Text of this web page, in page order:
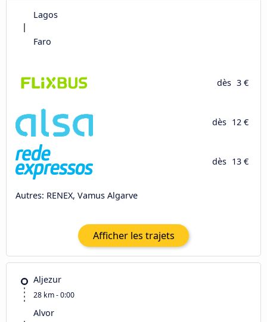
Lagos
Faro
dès 3 €
dès 12 €
dès 13 €
Autres: RENEX, Vamus Algarve
Afficher les trajets
Aljezur
28 km - 0:00
Alvor